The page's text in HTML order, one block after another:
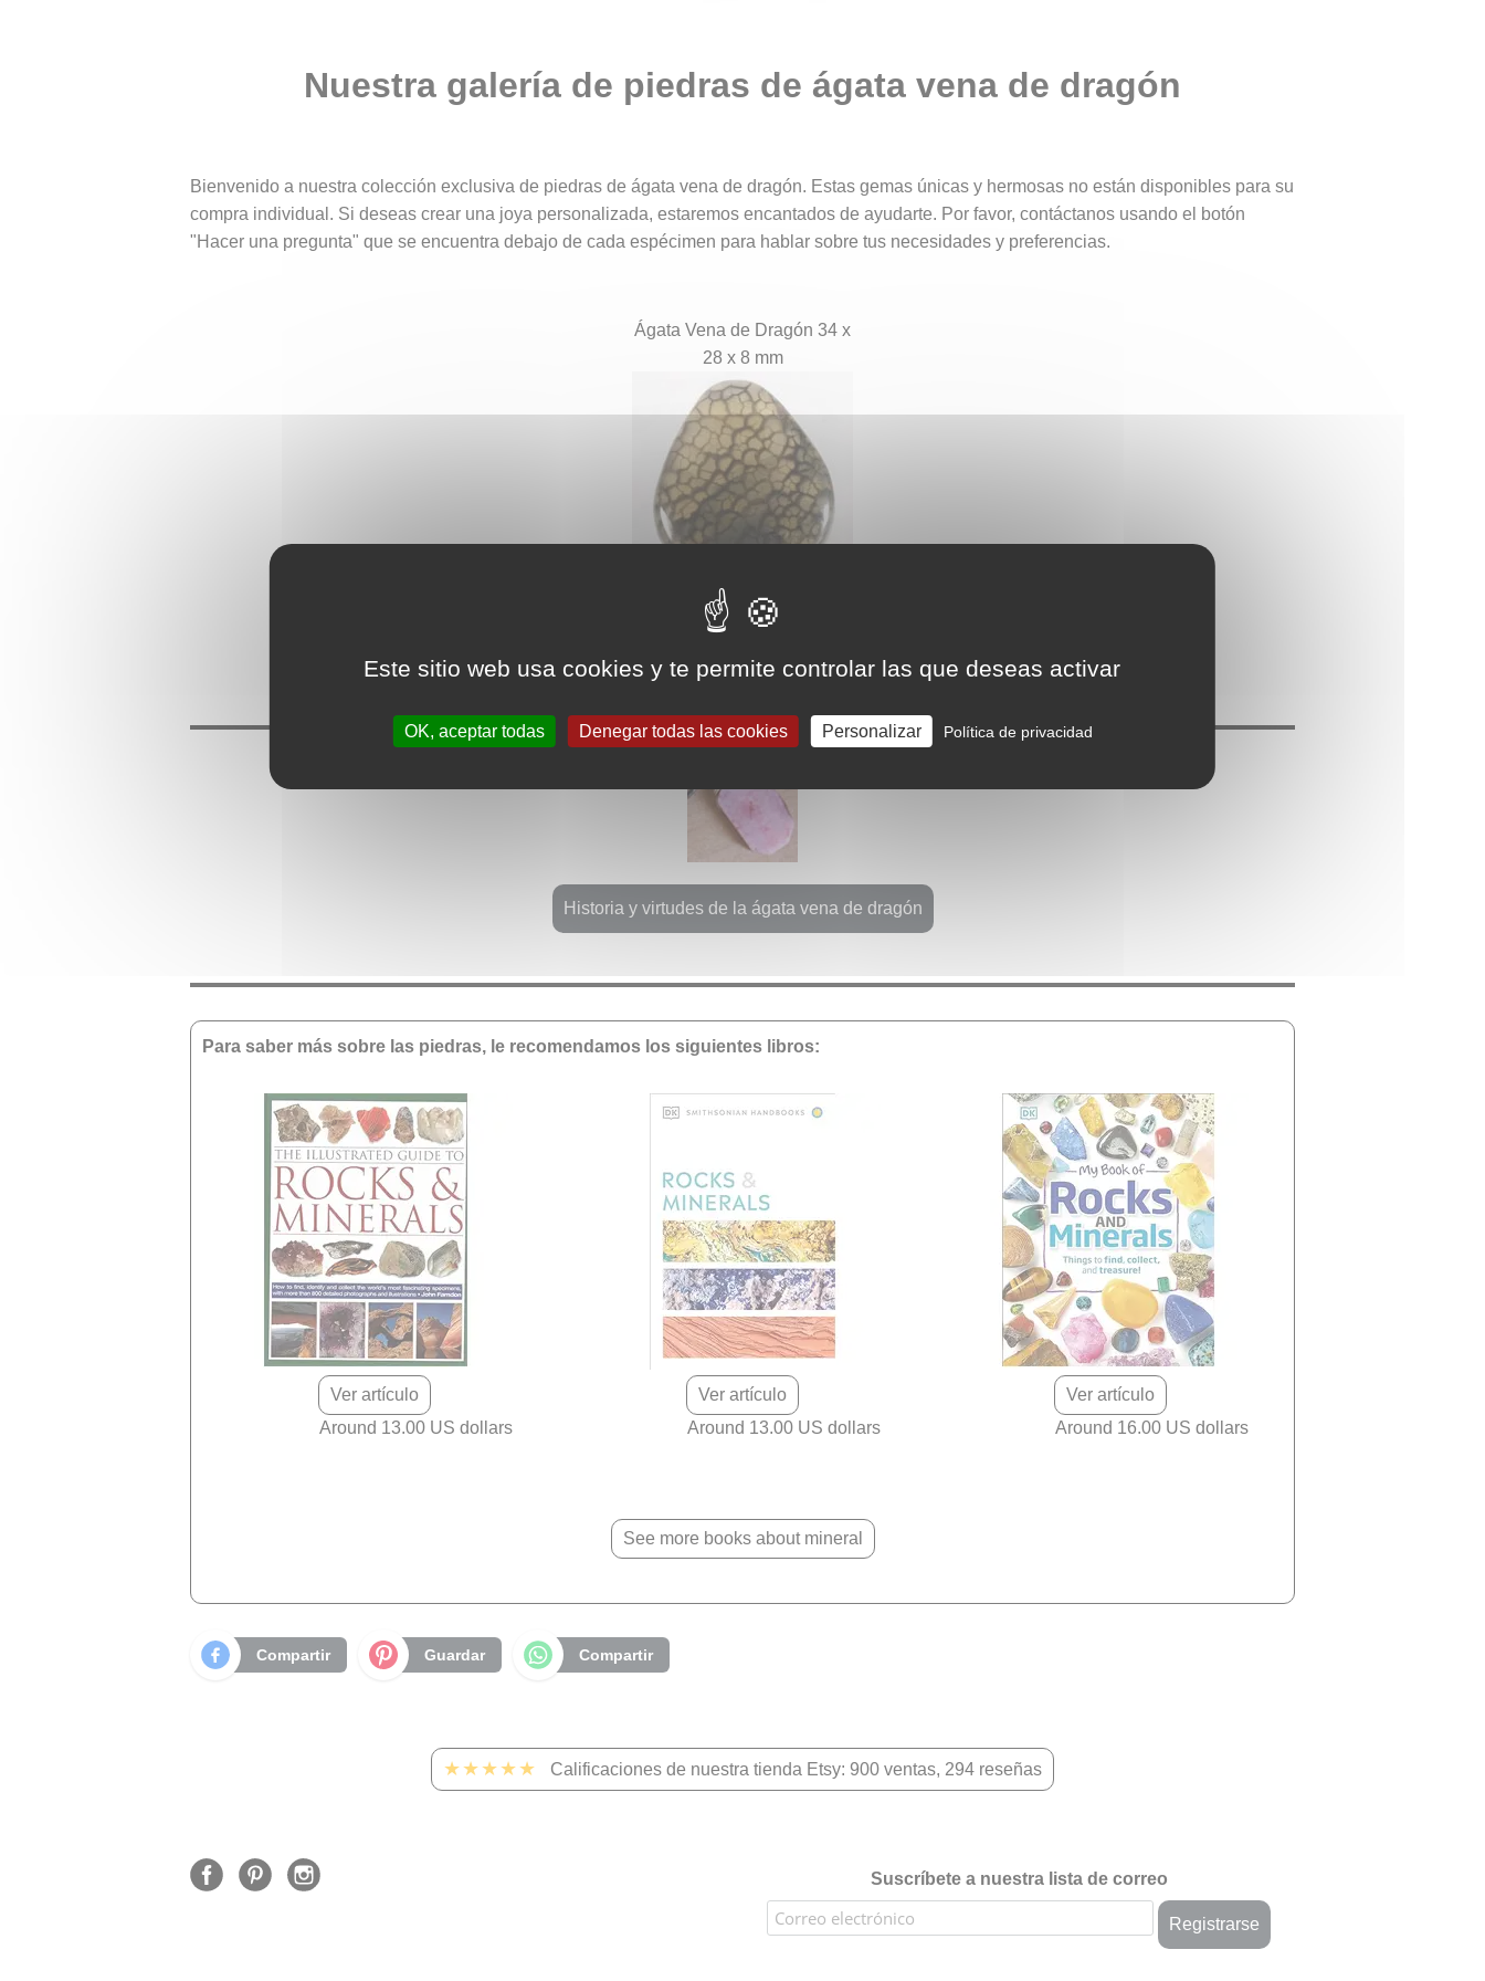
Nuestra galería de piedras de ágata vena de dragón
Bienvenido a nuestra colección exclusiva de piedras de ágata vena de dragón. Estas gemas únicas y hermosas no están disponibles para su
compra individual. Si deseas crear una joya personalizada, estaremos encantados de ayudarte. Por favor, contáctanos usando el botón
"Hacer una pregunta" que se encuentra debajo de cada espécimen para hablar sobre tus necesidades y preferencias.
Ágata Vena de Dragón 34 x
28 x 8 mm
Historia y virtudes de la ágata vena de dragón
Para saber más sobre las piedras, le recomendamos los siguientes libros:
Ver artículo
Around 13.00 US dollars
Ver artículo
Around 13.00 US dollars
Ver artículo
Around 16.00 US dollars
See more books about mineral
Compartir Guardar Compartir
★★★★★ Calificaciones de nuestra tienda Etsy: 900 ventas, 294 reseñas
Suscríbete a nuestra lista de correo
Este sitio web usa cookies y te permite controlar las que deseas activar
OK, aceptar todas Denegar todas las cookies Personalizar Política de privacidad